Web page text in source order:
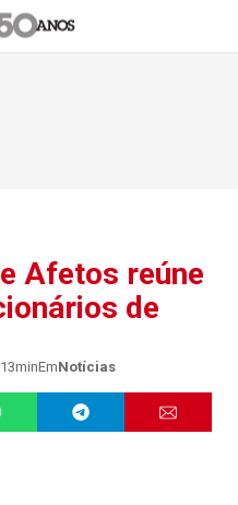
Afetos reúne
de
EmNotícias